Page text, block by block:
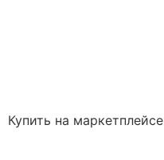
Купить на маркетплейсе